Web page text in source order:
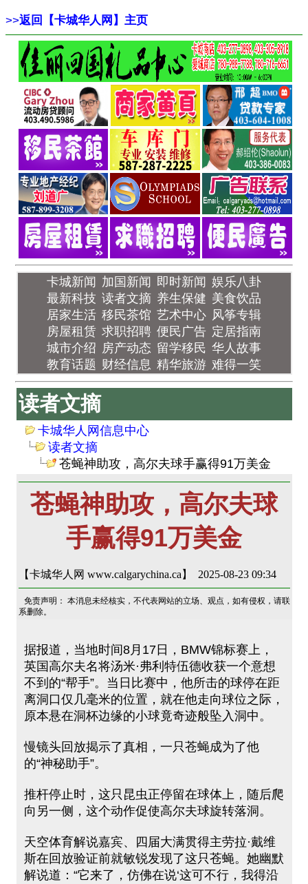
>>返回【卡城华人网】主页
卡城新闻 加国新闻 即时新闻 娱乐八卦
最新科技 读者文摘 养生保健 美食饮品
居家生活 移民茶馆 艺术中心 风筝专辑
房屋租赁 求职招聘 便民广告 定居指南
城市介绍 房产动态 留学移民 华人故事
教育话题 财经信息 精华旅游 难得一笑
读者文摘
卡城华人网信息中心
读者文摘
苍蝇神助攻，高尔夫球手赢得91万美金
苍蝇神助攻，高尔夫球
手赢得91万美金
【卡城华人网 www.calgarychina.ca】 2025-08-23 09:34
免责声明： 本消息未经核实，不代表网站的立场、观点，如有侵权，请联
系删除。
据报道，当地时间8月17日，BMW锦标赛上，
英国高尔夫名将汤米·弗利特伍德收获一个意想
不到的“帮手”。当日比赛中，他所击的球停在距
离洞口仅几毫米的位置，就在他走向球位之际，
原本悬在洞杯边缘的小球竟奇迹般坠入洞中。
慢镜头回放揭示了真相，一只苍蝇成为了他
的“神秘助手”。
推杆停止时，这只昆虫正停留在球体上，随后爬
向另一侧，这个动作促使高尔夫球旋转落洞。
天空体育解说嘉宾、四届大满贯得主劳拉·戴维
斯在回放验证前就敏锐发现了这只苍蝇。她幽默
解说道：“它来了，仿佛在说‘这可不行，我得沿